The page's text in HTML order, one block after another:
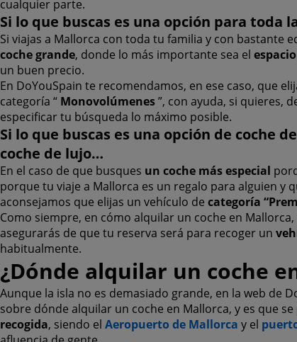
cualquier parte.
Si lo que buscas es una opción para toda
Si viajas a Mallorca con toda tu familia y con bastante
coche grande, donde lo más importante sea el espacio
un buen precio.
En DoYouSpain te recomendamos, en ese caso, que
categoría “ Monovolúmenes”, con ayuda, si quieres,
especificar tu búsqueda lo máximo posible.
Si lo que buscas es una opción de coche
coche de lujo…
En el caso de que busques un coche más especial
porque tu viaje a Mallorca es un regalo para alguien y
aconsejamos que elijas un vehículo de categoría
Como siempre, en cómo alquilar un coche en
asegurarás de que tu reserva será para recoger un
habitualmente.
¿Dónde alquilar un coche
Aunque la isla no es demasiado grande, en la web de
sobre dónde alquilar un coche en Mallorca, y es que se
recogida, siendo el Aeropuerto de Mallorca y el